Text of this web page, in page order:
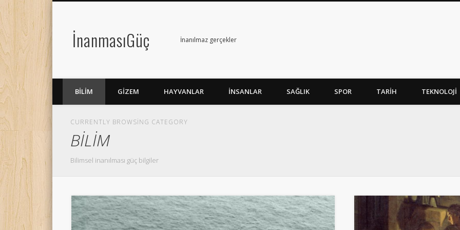
İnanmasıGüç İnanılmaz gerçekler
BİLİM GİZEM HAYVANLAR İNSANLAR SAĞLIK SPOR TARİH TEKNOLOJİ
CURRENTLY BROWSING CATEGORY
BİLİM
Bilimsel inanılması güç bilgiler